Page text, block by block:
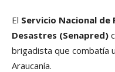
El Servicio Nacional de
Desastres (Senapred)
brigadista que combatía
Araucanía.